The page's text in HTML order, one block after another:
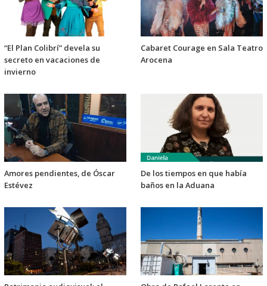
“El Plan Colibrí” devela su
secreto en vacaciones de
invierno
Cabaret Courage en Sala Teatro
Arocena
Amores pendientes, de Óscar
Estévez
De los tiempos en que había
baños en la Aduana